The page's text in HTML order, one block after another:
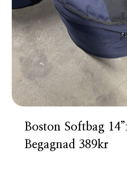
Boston Softbag
Begagnad 389kr